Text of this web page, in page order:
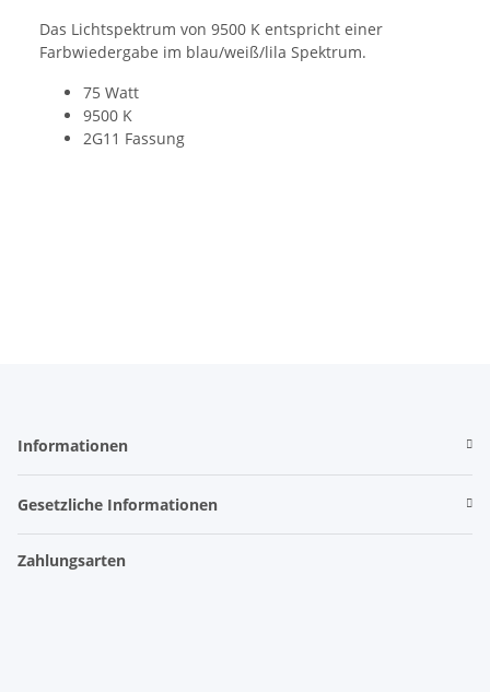
Das Lichtspektrum von 9500 K entspricht einer
Farbwiedergabe im blau/weiß/lila Spektrum.
75 Watt
9500 K
2G11 Fassung
Informationen
Gesetzliche Informationen
Zahlungsarten